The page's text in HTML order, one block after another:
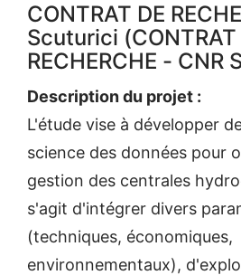
CONTRAT DE
Scuturici (CONTRAT
RECHERCHE - CNR
Description du projet :
L'étude vise à développer
science des données pour
gestion des centrales
s'agit d'intégrer divers
(techniques, économiques,
environnementaux),